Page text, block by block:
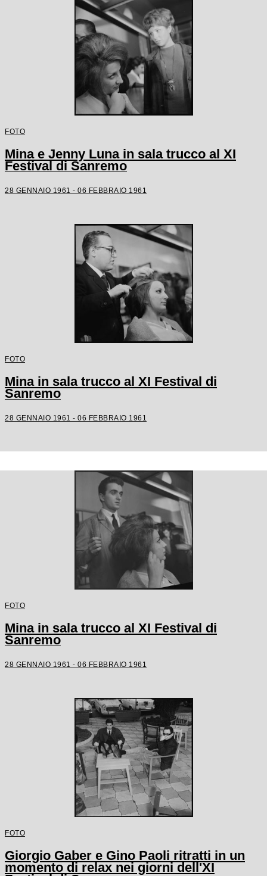
FOTO
Mina e Jenny Luna in sala trucco al XI
Festival di Sanremo
28 GENNAIO 1961 - 06 FEBBRAIO 1961
FOTO
Mina in sala trucco al XI Festival di
Sanremo
28 GENNAIO 1961 - 06 FEBBRAIO 1961
FOTO
Mina in sala trucco al XI Festival di
Sanremo
28 GENNAIO 1961 - 06 FEBBRAIO 1961
FOTO
Giorgio Gaber e Gino Paoli ritratti in un
momento di relax nei giorni dell'XI